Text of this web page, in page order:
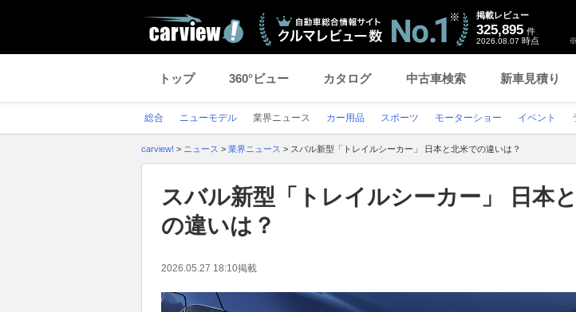
※
掲載レビュー
325,895 件
2026.08.07 時点
トップ 360°ビュー カタログ 中古車検索 新車見積り
総合 ニューモデル 業界ニュース カー用品 スポーツ モーターショー イベント
carview! > ニュース > 業界ニュース > スバル新型「トレイルシーカー」 日本と北米での違いは？
スバル新型「トレイルシーカー」 日本
の違いは？
2026.05.27 18:10掲載